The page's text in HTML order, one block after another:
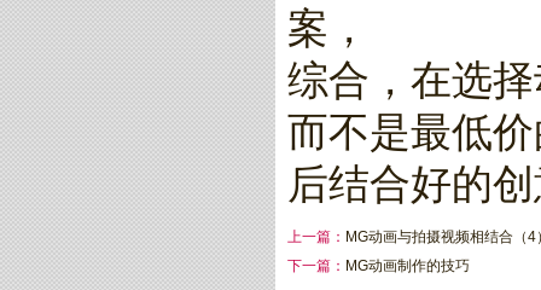
案，
综合，在选
而不是最低
后结合好的
上一篇： MG动画与拍摄视频相结合（4
下一篇： MG动画制作的技巧